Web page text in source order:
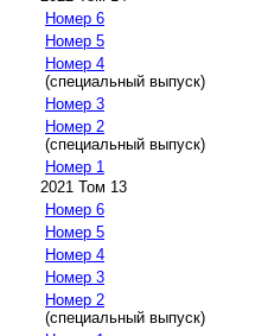
Номер 6
Номер 5
Номер 4
(специальный выпуск)
Номер 3
Номер 2
(специальный выпуск)
Номер 1
2021 Том 13
Номер 6
Номер 5
Номер 4
Номер 3
Номер 2
(специальный выпуск)